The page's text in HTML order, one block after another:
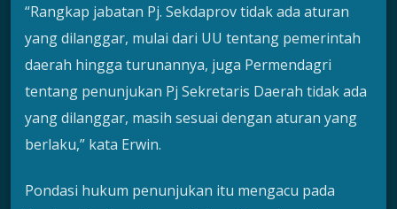
“Rangkap jabatan Pj. Sekdaprov tidak ada aturan
yang dilanggar, mulai dari UU tentang pemerintah
daerah hingga turunannya, juga Permendagri
tentang penunjukan Pj Sekretaris Daerah tidak ada
yang dilanggar, masih sesuai dengan aturan yang
berlaku,” kata Erwin.
Pondasi hukum penunjukan itu mengacu pada